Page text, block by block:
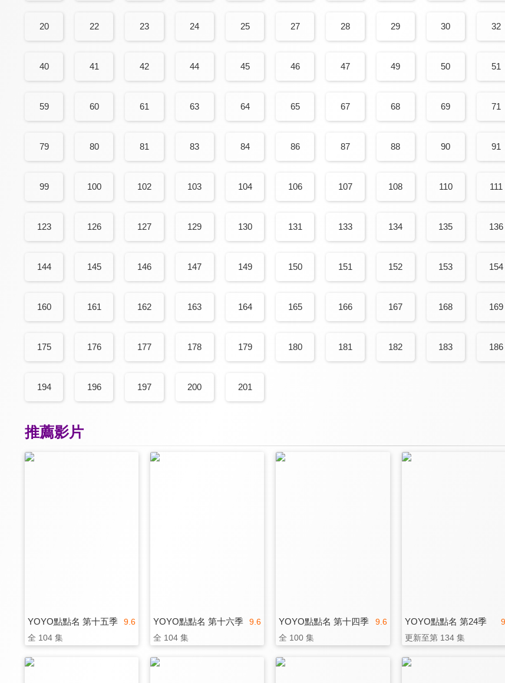
20 22 23 24 25 27 28 29 30 32
40 41 42 44 45 46 47 49 50 51
59 60 61 63 64 65 67 68 69 71
79 80 81 83 84 86 87 88 90 91
99 100 102 103 104 106 107 108 110 111
123 126 127 129 130 131 133 134 135 136
144 145 146 147 149 150 151 152 153 154
160 161 162 163 164 165 166 167 168 169
175 176 177 178 179 180 181 182 183 186
194 196 197 200 201
推薦影片
9.6
YOYO點點名 第十五季
全 104 集
9.6
YOYO點點名 第十六季
全 104 集
9.6
YOYO點點名 第十四季
全 100 集
YOYO點點名 第24季
更新至第 134 集